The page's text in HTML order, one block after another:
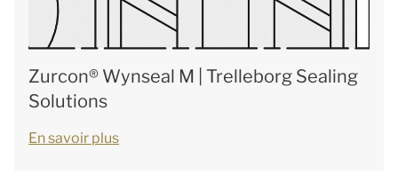
Zurcon® Wynseal M | Trelleborg Sealing
Solutions
En savoir plus